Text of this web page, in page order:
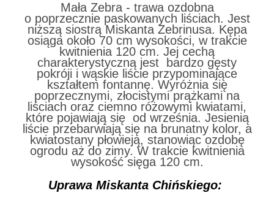
Mała Zebra - trawa ozdobna
o poprzecznie paskowanych liściach. Jest
niższą siostrą Miskanta Zebrinusa. Kępa
osiąga około 70 cm wysokości, w trakcie
kwitnienia 120 cm. Jej cechą
charakterystyczną jest bardzo gęsty
pokróji i wąskie liście przypominające
kształtem fontannę. Wyróżnia się
poprzecznymi, złocistymi prążkami na
liściach oraz ciemno różowymi kwiatami,
które pojawiają się od września. Jesienią
liście przebarwiają się na brunatny kolor, a
kwiatostany płowieją, stanowiąc ozdobę
ogrodu aż do zimy. W trakcie kwitnienia
wysokość sięga 120 cm.
Uprawa Miskanta Chińskiego: